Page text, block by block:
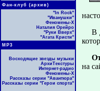
Фан-клуб (архив)
"In Rock"
"Иванушки"
Феномены-Х
Наталия Орейро
"Руки Вверх"
"Агата Кристи"
МР3
Восходящие звезды музыки
АрхиТекстуры
Интернет-радио
Феномены-Х
Рассказы серии "Авантюра"
Рассказы серии "Герои спорта"
В
на